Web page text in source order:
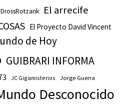
DrossRotzank El arrecife
El Proyecto David Vincent
de Hoy
GUIBRARI INFORMA
JC Gigamisterios Jorge Guerra
Desconocido